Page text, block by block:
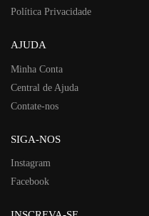
Política Privacidade
AJUDA
Minha Conta
Central de Ajuda
Contate-nos
SIGA-NOS
Instagram
Facebook